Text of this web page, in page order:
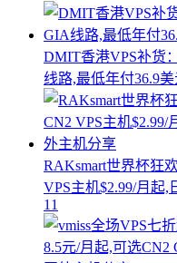
DMIT香港VPS补货
线路,最低年付36.9
RAKsmart世界杯狂
VPS主机$2.99/月起,
11